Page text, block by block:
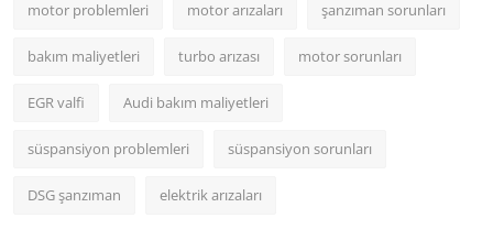
motor problemleri motor arızaları şanzıman sorunları
bakım maliyetleri turbo arızası motor sorunları
EGR valfi Audi bakım maliyetleri
süspansiyon problemleri süspansiyon sorunları
DSG şanzıman elektrik arızaları